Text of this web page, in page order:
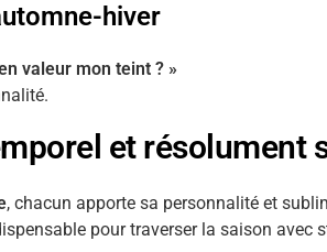
hiver
valeur mon teint ? »
et résolument
, chacun apporte sa personnalité et
pour traverser la saison avec